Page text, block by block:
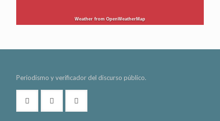
Weather from OpenWeatherMap
Periodismo y verificador del discurso público.